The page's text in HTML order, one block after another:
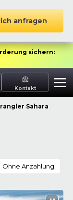
anfragen
sichern:
Kontakt
Sahara
Ohne Anzahlung